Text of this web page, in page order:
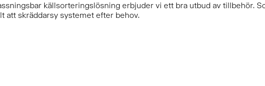
källsorteringslösning erbjuder vi ett bra utbud av tillbehör.
att skräddarsy systemet efter behov.